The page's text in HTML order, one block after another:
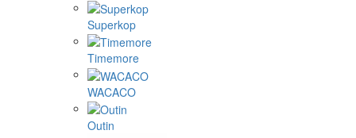
Superkop
Timemore
WACACO
Outin